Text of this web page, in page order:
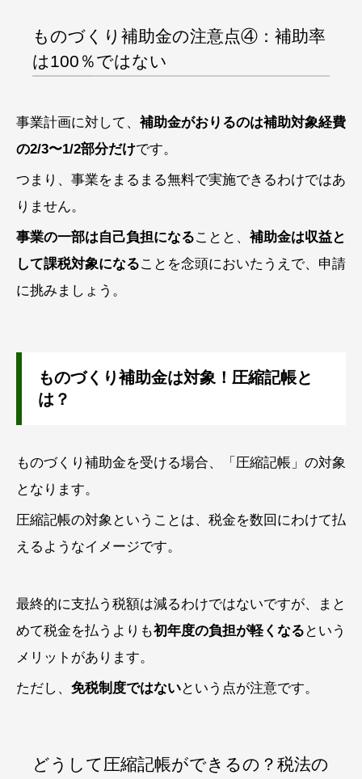
ものづくり補助金の注意点④：補助率
は100％ではない
事業計画に対して、 補助金がおりるのは補助対象経費
の2/3〜1/2部分だけです。
つまり、事業をまるまる無料で実施できるわけではあ
りません。
事業の一部は自己負担になることと、 補助金は収益と
して課税対象になることを念頭においたうえで、申請
に挑みましょう。
ものづくり補助金は対象！圧縮記帳と
は？
ものづくり補助金を受ける場合、「圧縮記帳」の対象
となります。
圧縮記帳の対象ということは、税金を数回にわけて払
えるようなイメージです。
最終的に支払う税額は減るわけではないですが、まと
めて税金を払うよりも初年度の負担が軽くなる という
メリットがあります。
ただし、 免税制度ではないという点が注意です。
どうして圧縮記帳ができるの？税法の